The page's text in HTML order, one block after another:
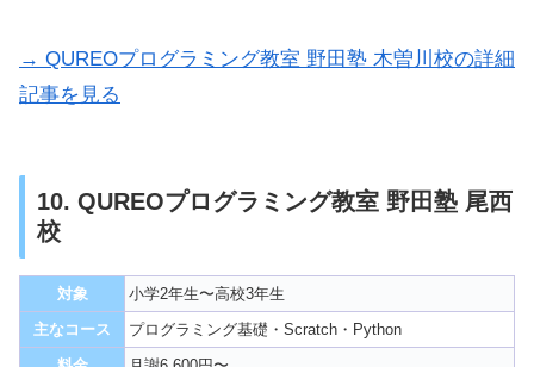
→ QUREOプログラミング教室 野田塾 木曽川校の詳細
記事を見る
10. QUREOプログラミング教室 野田塾 尾西
校
対象
小学2年生〜高校3年生
主なコース
プログラミング基礎・Scratch・Python